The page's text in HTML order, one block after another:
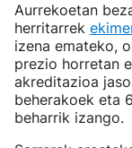
Aurrekoetan
herritarrek
izena emateko,
prezio horretan
akreditazioa
beherakoek eta
beharrik izango.